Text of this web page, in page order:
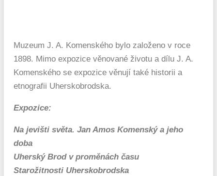
Muzeum J. A. Komenského bylo založeno v roce
1898. Mimo expozice věnované životu a dílu J. A.
Komenského se expozice věnují také historii a
etnografii Uherskobrodska.
Expozice:
Na jevišti světa. Jan Amos Komenský a jeho
doba
Uherský Brod v proměnách času
Starožitnosti Uherskobrodska